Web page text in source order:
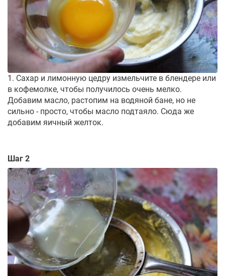
1. Сахар и лимонную цедру измельчите в блендере или
в кофемолке, чтобы получилось очень мелко.
Добавим масло, растопим на водяной бане, но не
сильно - просто, чтобы масло подтаяло. Сюда же
добавим яичный желток.
Шаг 2